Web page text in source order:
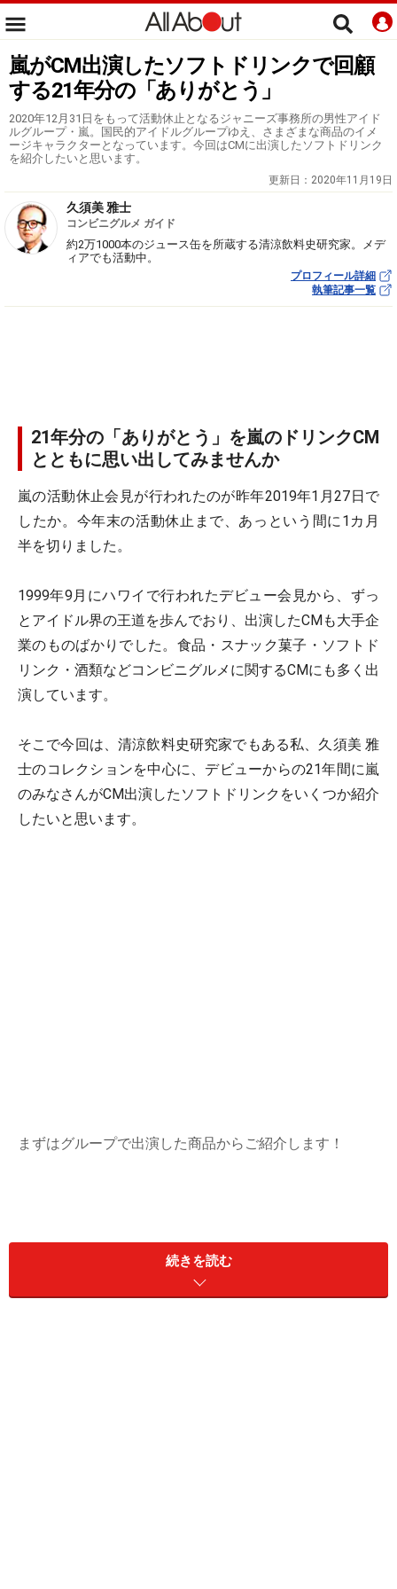
嵐がCM出演したソフトドリンクで回顧
する21年分の「ありがとう」
2020年12月31日をもって活動休止となるジャニーズ事務所の男性アイド
ルグループ・嵐。国民的アイドルグループゆえ、さまざまな商品のイメ
ージキャラクターとなっています。今回はCMに出演したソフトドリンク
を紹介したいと思います。
更新日： 2020年11月19日
久須美 雅士
コンビニグルメ ガイド
約2万1000本のジュース缶を所蔵する清涼飲料史研究家。メデ
ィアでも活動中。
プロフィール詳細
執筆記事一覧
21年分の「ありがとう」を嵐のドリンクCM
とともに思い出してみませんか
嵐の活動休止会見が行われたのが昨年2019年1月27日で
したか。今年末の活動休止まで、あっという間に1カ月
半を切りました。
1999年9月にハワイで行われたデビュー会見から、ずっ
とアイドル界の王道を歩んでおり、出演したCMも大手企
業のものばかりでした。食品・スナック菓子・ソフトド
リンク・酒類などコンビニグルメに関するCMにも多く出
演しています。
そこで今回は、清涼飲料史研究家でもある私、久須美 雅
士のコレクションを中心に、デビューからの21年間に嵐
のみなさんがCM出演したソフトドリンクをいくつか紹介
したいと思います。
まずはグループで出演した商品からご紹介します！
ールス・2003年）
続きを読む